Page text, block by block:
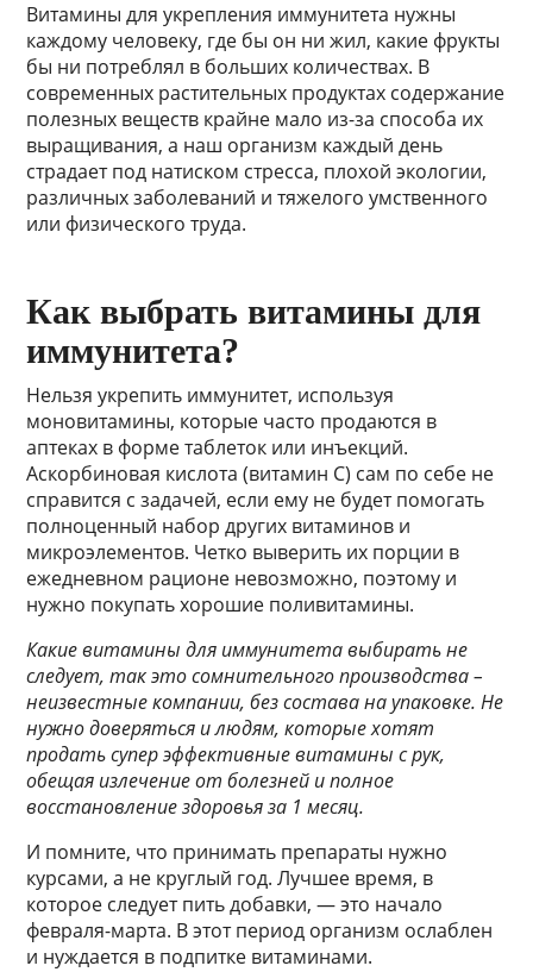
Витамины для укрепления иммунитета нужны
каждому человеку, где бы он ни жил, какие фрукты
бы ни потреблял в больших количествах. В
современных растительных продуктах содержание
полезных веществ крайне мало из-за способа их
выращивания, а наш организм каждый день
страдает под натиском стресса, плохой экологии,
различных заболеваний и тяжелого умственного
или физического труда.
Как выбрать витамины для
иммунитета?
Нельзя укрепить иммунитет, используя
моновитамины, которые часто продаются в
аптеках в форме таблеток или инъекций.
Аскорбиновая кислота (витамин C) сам по себе не
справится с задачей, если ему не будет помогать
полноценный набор других витаминов и
микроэлементов. Четко выверить их порции в
ежедневном рационе невозможно, поэтому и
нужно покупать хорошие поливитамины.
Какие витамины для иммунитета выбирать не
следует, так это сомнительного производства –
неизвестные компании, без состава на упаковке. Не
нужно доверяться и людям, которые хотят
продать супер эффективные витамины с рук,
обещая излечение от болезней и полное
восстановление здоровья за 1 месяц.
И помните, что принимать препараты нужно
курсами, а не круглый год. Лучшее время, в
которое следует пить добавки, — это начало
февраля-марта. В этот период организм ослаблен
и нуждается в подпитке витаминами.